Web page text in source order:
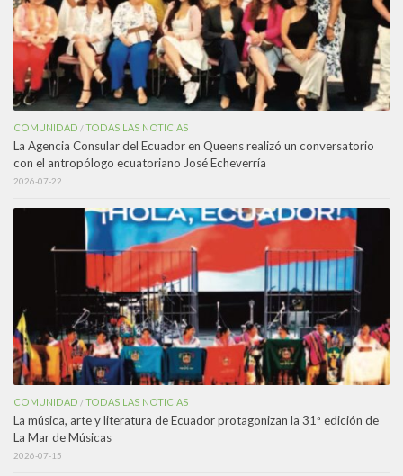
COMUNIDAD /TODAS LAS NOTICIAS
La Agencia Consular del Ecuador en Queens realizó un conversatorio
con el antropólogo ecuatoriano José Echeverría
2026-07-22
COMUNIDAD /TODAS LAS NOTICIAS
La música, arte y literatura de Ecuador protagonizan la 31ª edición de
La Mar de Músicas
2026-07-15